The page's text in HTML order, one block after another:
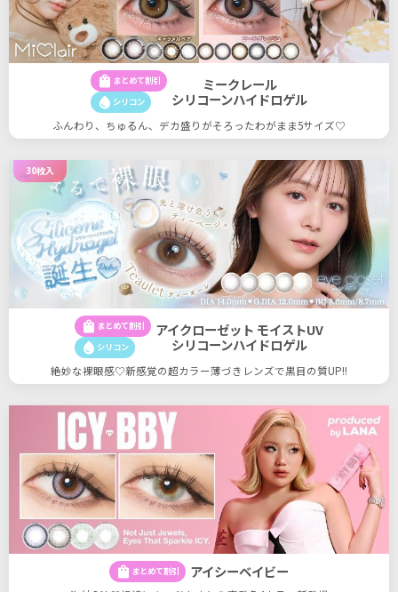
shopping_bag まとめて割引
water_drop シリコン
ミークレール
シリコーンハイドロゲル
ふんわり、ちゅるん、デカ盛りがそろったわがまま5サイズ♡
30枚入
shopping_bag まとめて割引
water_drop シリコン
アイクローゼット モイストUV
シリコーンハイドロゲル
絶妙な裸眼感♡新感覚の超カラー薄づきレンズで黒目の質UP!!
shopping_bag まとめて割引 アイシーベイビー